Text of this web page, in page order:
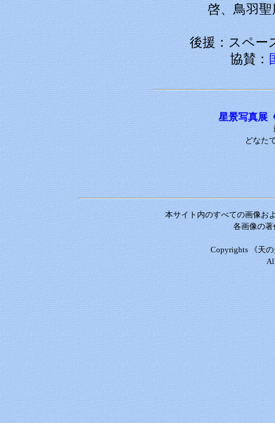
啓、鳥羽
後援：スペー
協賛：
星景写真展
どなた
本サイト内のすべての画像お
各画像の
Copyrights 《天